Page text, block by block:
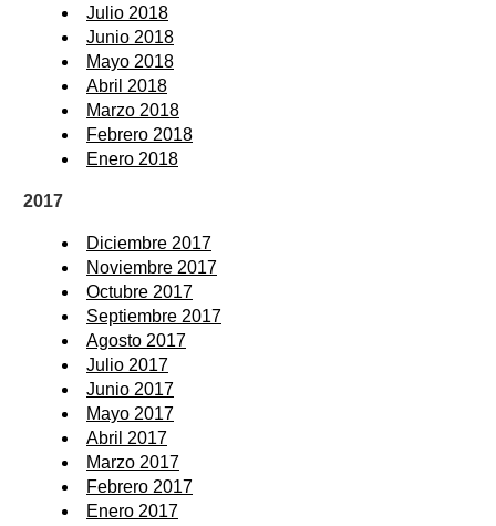
Julio 2018
Junio 2018
Mayo 2018
Abril 2018
Marzo 2018
Febrero 2018
Enero 2018
2017
Diciembre 2017
Noviembre 2017
Octubre 2017
Septiembre 2017
Agosto 2017
Julio 2017
Junio 2017
Mayo 2017
Abril 2017
Marzo 2017
Febrero 2017
Enero 2017